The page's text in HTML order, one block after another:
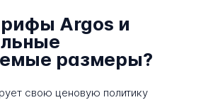
Argos и
размеры?
свою ценовую политику